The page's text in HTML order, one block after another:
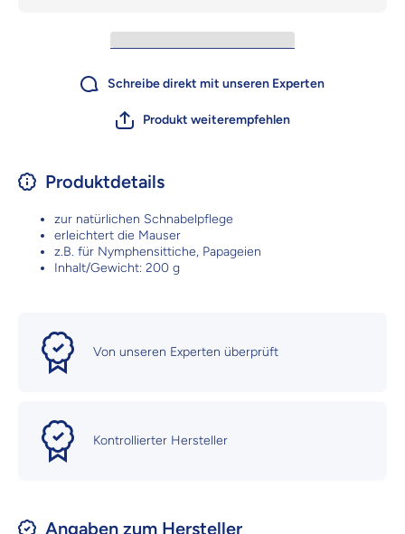
Schreibe direkt mit unseren Experten
Produkt weiterempfehlen
Produktdetails
zur natürlichen Schnabelpflege
erleichtert die Mauser
z.B. für Nymphensittiche, Papageien
Inhalt/Gewicht: 200 g
Von unseren Experten überprüft
Kontrollierter Hersteller
Angaben zum Hersteller